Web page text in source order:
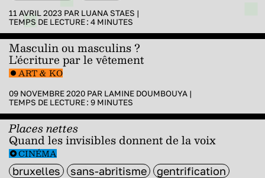
11 AVRIL 2023 PAR LUANA STAES |
TEMPS DE LECTURE : 4 MINUTES
Masculin ou masculins ?
L’écriture par le vêtement
ART & KO
09 NOVEMBRE 2020 PAR LAMINE DOUMBOUYA |
TEMPS DE LECTURE : 9 MINUTES
Places nettes
Quand les invisibles donnent de la voix
CINÉMA
bruxelles sans-abritisme
gentrification